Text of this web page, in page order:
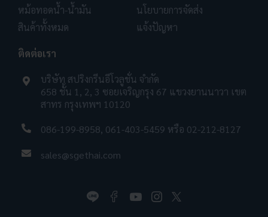
หม้อทอดน้ำ-น้ำมัน
สินค้าทั้งหมด
นโยบายการจัดส่ง
แจ้งปัญหา
ติดต่อเรา
บริษัท สปริงกรีนอีโวลูชั่น จำกัด
658 ชั้น 1, 2, 3 ซอยเจริญกรุง 67 แขวงยานนาวา เขต
สาทร กรุงเทพฯ 10120
086-199-8958, 061-403-5459 หรือ 02-212-8127
sales@sgethai.com